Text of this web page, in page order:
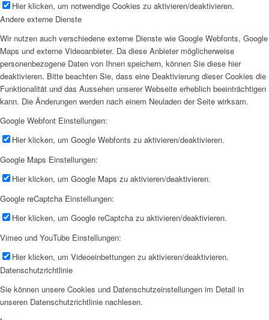
Hier klicken, um notwendige Cookies zu aktivieren/deaktivieren.
Andere externe Dienste
Wir nutzen auch verschiedene externe Dienste wie Google Webfonts, Google
Maps und externe Videoanbieter. Da diese Anbieter möglicherweise
personenbezogene Daten von Ihnen speichern, können Sie diese hier
deaktivieren. Bitte beachten Sie, dass eine Deaktivierung dieser Cookies die
Funktionalität und das Aussehen unserer Webseite erheblich beeinträchtigen
kann. Die Änderungen werden nach einem Neuladen der Seite wirksam.
Google Webfont Einstellungen:
Hier klicken, um Google Webfonts zu aktivieren/deaktivieren.
Google Maps Einstellungen:
Hier klicken, um Google Maps zu aktivieren/deaktivieren.
Google reCaptcha Einstellungen:
Hier klicken, um Google reCaptcha zu aktivieren/deaktivieren.
Vimeo und YouTube Einstellungen:
Hier klicken, um Videoeinbettungen zu aktivieren/deaktivieren.
Datenschutzrichtlinie
Sie können unsere Cookies und Datenschutzeinstellungen im Detail in
unseren Datenschutzrichtlinie nachlesen.